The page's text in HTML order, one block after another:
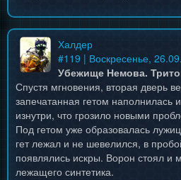
Халдер
#119 | Воскресенье,
Убежище Немова.
Спустя мгновения, вторая дверь
запечатанная гетом наполнилась
изнутри, что грозило новыми
Под гетом уже образовалась
гет лежал и не шевелился, в
появлялись искры. Ворон стоял и
лежащего синтетика.